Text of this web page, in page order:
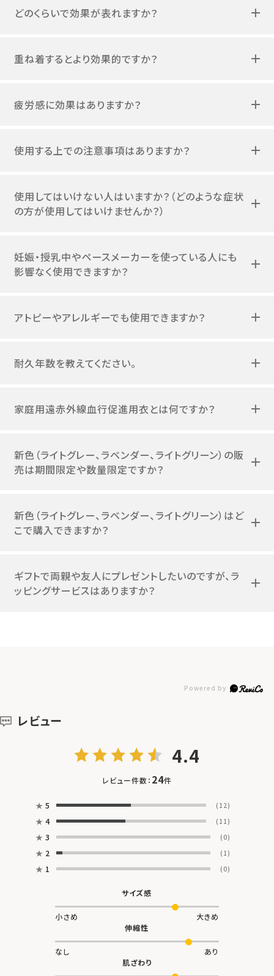
どのくらいで効果が表れますか？
重ね着するとより効果的ですか？
疲労感に効果はありますか？
使用する上での注意事項はありますか？
使用してはいけない人はいますか？（どのような症状
の方が使用してはいけませんか？）
妊娠・授乳中やペースメーカーを使っている人にも
影響なく使用できますか？
アトピーやアレルギーでも使用できますか？
耐久年数を教えてください。
家庭用遠赤外線血行促進用衣とは何ですか？
新色（ライトグレー、ラベンダー、ライトグリーン）の販
売は期間限定や数量限定ですか？
新色（ライトグレー、ラベンダー、ライトグリーン）はど
こで購入できますか？
ギフトで両親や友人にプレゼントしたいのですが、ラ
ッピングサービスはありますか？
レビュー
4.4
レビュー件数： 24件
★ 5 (12)
★ 4 (11)
★ 3 (0)
★ 2 (1)
★ 1 (0)
サイズ感
小さめ
大きめ
伸縮性
なし
あり
肌ざわり